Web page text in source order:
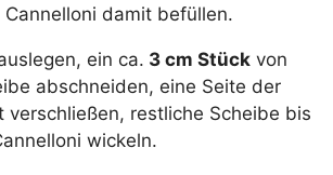
damit befüllen.
ein ca. 3 cm Stück von
abschneiden, eine Seite der
verschließen, restliche Scheibe bis
wickeln.